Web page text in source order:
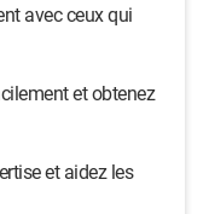
avec ceux qui
et obtenez
et aidez les